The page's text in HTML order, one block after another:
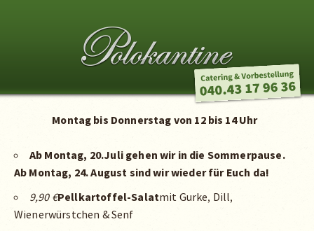
Montag bis Donnerstag von 12 bis 14 Uhr
Ab Montag, 20.Juli gehen wir in die Sommerpause.
Ab Montag, 24. August sind wir wieder für Euch da!
9,90 €Pellkartoffel-Salatmit Gurke, Dill,
Wienerwürstchen & Senf